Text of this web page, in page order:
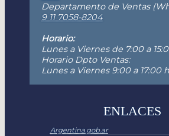
Departamento de Ventas
9 11 7058-8204
Horario:
Lunes a Viernes de 7:00 a
Horario Dpto Ventas:
Lunes a Viernes 9:00 a 17:00
ENLACES
Argentina.gob.ar